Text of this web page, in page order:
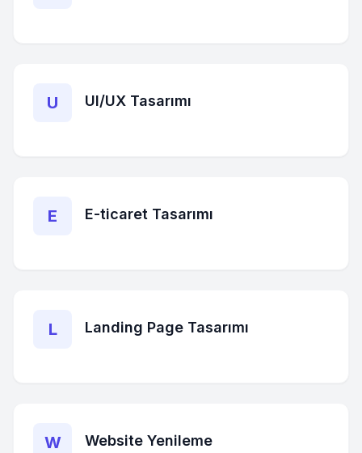
U UI/UX Tasarımı
E E-ticaret Tasarımı
L Landing Page Tasarımı
W Website Yenileme